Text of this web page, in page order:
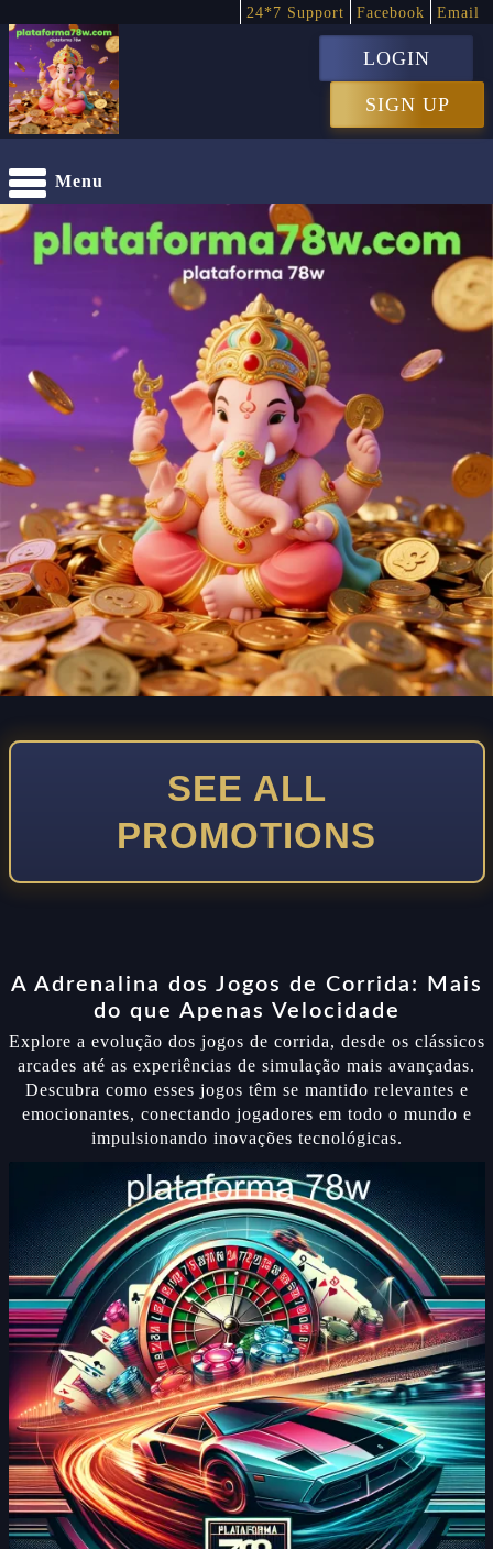
24*7 Support Facebook Email
LOGIN
SIGN UP
Menu
SEE ALL
PROMOTIONS
A Adrenalina dos Jogos de Corrida: Mais
do que Apenas Velocidade
Explore a evolução dos jogos de corrida, desde os clássicos
arcades até as experiências de simulação mais avançadas.
Descubra como esses jogos têm se mantido relevantes e
emocionantes, conectando jogadores em todo o mundo e
impulsionando inovações tecnológicas.